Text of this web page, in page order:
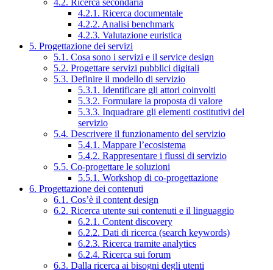
4.2.1. Ricerca documentale
4.2.2. Analisi benchmark
4.2.3. Valutazione euristica
5. Progettazione dei servizi
5.1. Cosa sono i servizi e il service design
5.2. Progettare servizi pubblici digitali
5.3. Definire il modello di servizio
5.3.1. Identificare gli attori coinvolti
5.3.2. Formulare la proposta di valore
5.3.3. Inquadrare gli elementi costitutivi del
servizio
5.4. Descrivere il funzionamento del servizio
5.4.1. Mappare l’ecosistema
5.4.2. Rappresentare i flussi di servizio
5.5. Co-progettare le soluzioni
5.5.1. Workshop di co-progettazione
6. Progettazione dei contenuti
6.1. Cos’è il content design
6.2. Ricerca utente sui contenuti e il linguaggio
6.2.1. Content discovery
6.2.2. Dati di ricerca (search keywords)
6.2.3. Ricerca tramite analytics
6.2.4. Ricerca sui forum
6.3. Dalla ricerca ai bisogni degli utenti